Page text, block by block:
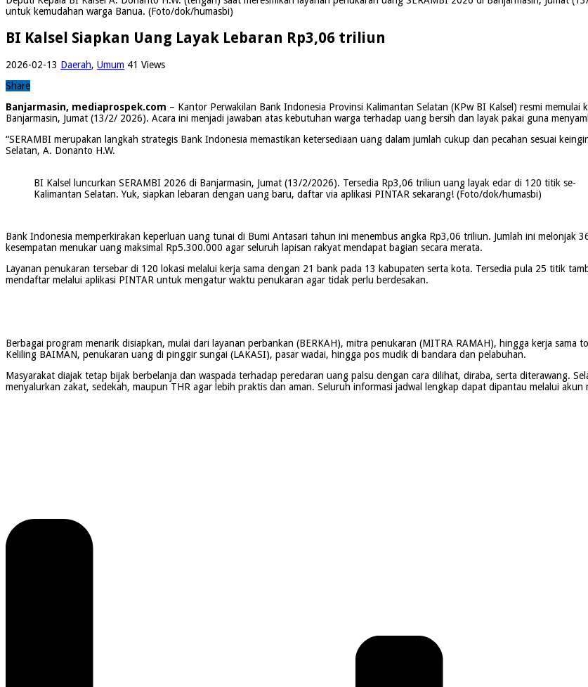
untuk kemudahan warga Banua. (Foto/dok/humasbi)
BI Kalsel Siapkan Uang Layak Lebaran Rp3,06 triliun
2026-02-13 Daerah, Umum 41 Views
Share
Banjarmasin, mediaprospek.com – Kantor Perwakilan Bank Indonesia Provinsi Kalimantan Selatan (KPw BI Kalsel) resmi
Banjarmasin, Jumat (13/2/ 2026). Acara ini menjadi jawaban atas kebutuhan warga terhadap uang bersih dan layak pakai guna
“SERAMBI merupakan langkah strategis Bank Indonesia memastikan ketersediaan uang dalam jumlah cukup dan pecahan sesuai
Selatan, A. Donanto H.W.
BI Kalsel luncurkan SERAMBI 2026 di Banjarmasin, Jumat (13/2/2026). Tersedia Rp3,06 triliun uang layak edar di 120 titik se-
Kalimantan Selatan. Yuk, siapkan lebaran dengan uang baru, daftar via aplikasi PINTAR sekarang! (Foto/dok/humasbi)
Bank Indonesia memperkirakan keperluan uang tunai di Bumi Antasari tahun ini menembus angka Rp3,06 triliun. Jumlah ini melonjak
kesempatan menukar uang maksimal Rp5.300.000 agar seluruh lapisan rakyat mendapat bagian secara merata.
Layanan penukaran tersebar di 120 lokasi melalui kerja sama dengan 21 bank pada 13 kabupaten serta kota. Tersedia pula 25 titik
mendaftar melalui aplikasi PINTAR untuk mengatur waktu penukaran agar tidak perlu berdesakan.
Berbagai program menarik disiapkan, mulai dari layanan perbankan (BERKAH), mitra penukaran (MITRA RAMAH), hingga kerja sama
Keliling BAIMAN, penukaran uang di pinggir sungai (LAKASI), pasar wadai, hingga pos mudik di bandara dan pelabuhan.
Masyarakat diajak tetap bijak berbelanja dan waspada terhadap peredaran uang palsu dengan cara dilihat, diraba, serta diterawang.
menyalurkan zakat, sedekah, maupun THR agar lebih praktis dan aman. Seluruh informasi jadwal lengkap dapat dipantau melalui akun